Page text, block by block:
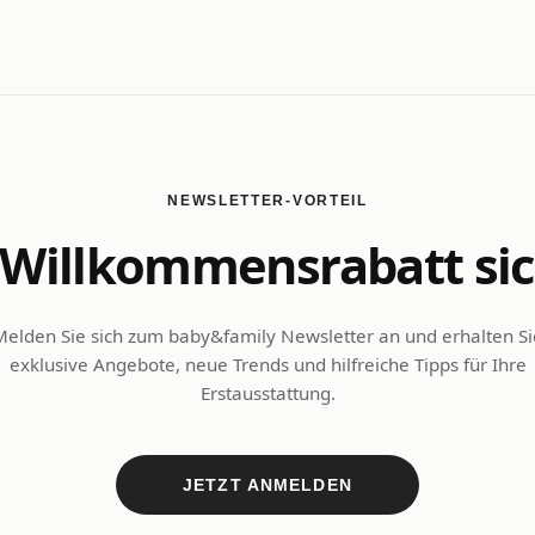
NEWSLETTER-VORTEIL
Sie sich zum baby&family Newsletter an und erhalten
exklusive Angebote, neue Trends und hilfreiche Tipps für Ihre
Erstausstattung.
JETZT ANMELDEN